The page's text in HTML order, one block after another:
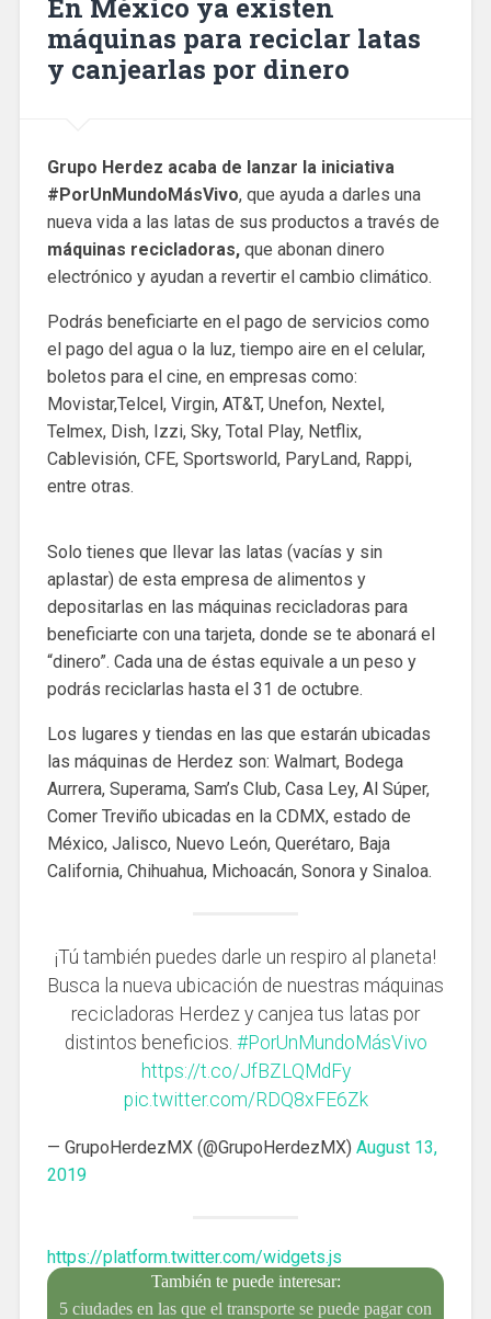
En México ya existen
máquinas para reciclar latas
y canjearlas por dinero
Grupo Herdez acaba de lanzar la iniciativa
#PorUnMundoMásVivo, que ayuda a darles una
nueva vida a las latas de sus productos a través de
máquinas recicladoras,que abonan dinero
electrónico y ayudan a revertir el cambio climático.
Podrás beneficiarte en el pago de servicios como
el pago del agua o la luz, tiempo aire en el celular,
boletos para el cine, en empresas como:
Movistar,Telcel, Virgin, AT&T, Unefon, Nextel,
Telmex, Dish, Izzi, Sky, Total Play, Netflix,
Cablevisión, CFE, Sportsworld, ParyLand, Rappi,
entre otras.
Solo tienes que llevar las latas (vacías y sin
aplastar) de esta empresa de alimentos y
depositarlas en las máquinas recicladoras para
beneficiarte con una tarjeta, donde se te abonará el
“dinero”. Cada una de éstas equivale a un peso y
podrás reciclarlas hasta el 31 de octubre.
Los lugares y tiendas en las que estarán ubicadas
las máquinas de Herdez son: Walmart, Bodega
Aurrera, Superama, Sam’s Club, Casa Ley, Al Súper,
Comer Treviño ubicadas en la CDMX, estado de
México, Jalisco, Nuevo León, Querétaro, Baja
California, Chihuahua, Michoacán, Sonora y Sinaloa.
¡Tú también puedes darle un respiro al planeta!
Busca la nueva ubicación de nuestras máquinas
recicladoras Herdez y canjea tus latas por
distintos beneficios. #PorUnMundoMásVivo
https://t.co/JfBZLQMdFy
pic.twitter.com/RDQ8xFE6Zk
— GrupoHerdezMX (@GrupoHerdezMX) August 13,
2019
https://platform.twitter.com/widgets.js
También te puede interesar:
5 ciudades en las que el transporte se puede pagar con